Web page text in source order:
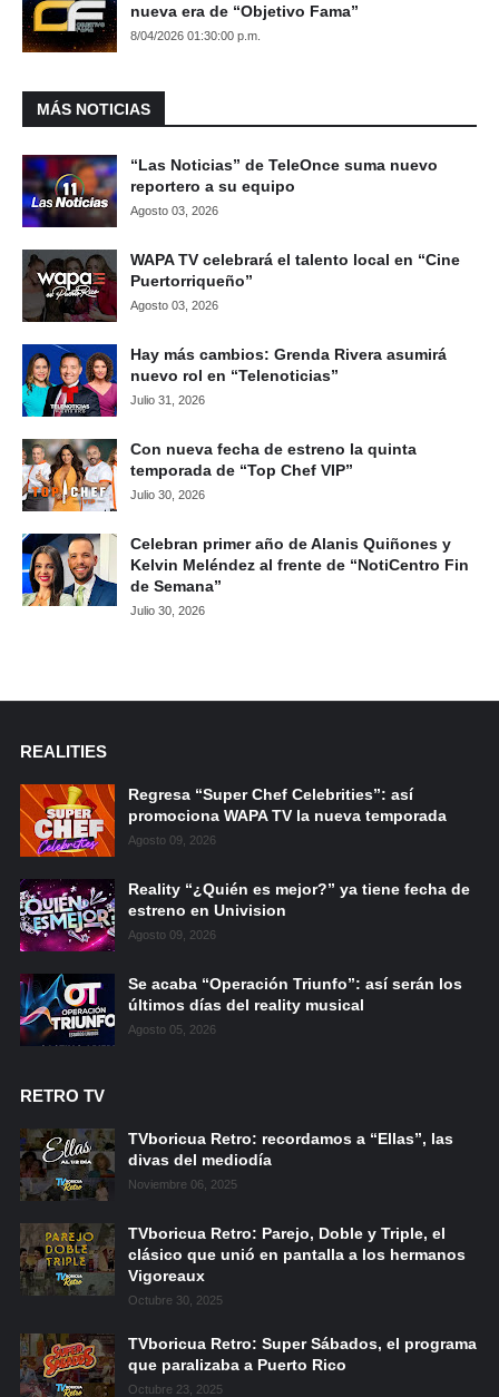
nueva era de “Objetivo Fama”
8/04/2026 01:30:00 p.m.
MÁS NOTICIAS
“Las Noticias” de TeleOnce suma nuevo
reportero a su equipo
Agosto 03, 2026
WAPA TV celebrará el talento local en “Cine
Puertorriqueño”
Agosto 03, 2026
Hay más cambios: Grenda Rivera asumirá
nuevo rol en “Telenoticias”
Julio 31, 2026
Con nueva fecha de estreno la quinta
temporada de “Top Chef VIP”
Julio 30, 2026
Celebran primer año de Alanis Quiñones y
Kelvin Meléndez al frente de “NotiCentro Fin
de Semana”
Julio 30, 2026
REALITIES
Regresa “Super Chef Celebrities”: así
promociona WAPA TV la nueva temporada
Agosto 09, 2026
Reality “¿Quién es mejor?” ya tiene fecha de
estreno en Univision
Agosto 09, 2026
Se acaba “Operación Triunfo”: así serán los
últimos días del reality musical
Agosto 05, 2026
RETRO TV
TVboricua Retro: recordamos a “Ellas”, las
divas del mediodía
Noviembre 06, 2025
TVboricua Retro: Parejo, Doble y Triple, el
clásico que unió en pantalla a los hermanos
Vigoreaux
Octubre 30, 2025
TVboricua Retro: Super Sábados, el programa
que paralizaba a Puerto Rico
Octubre 23, 2025